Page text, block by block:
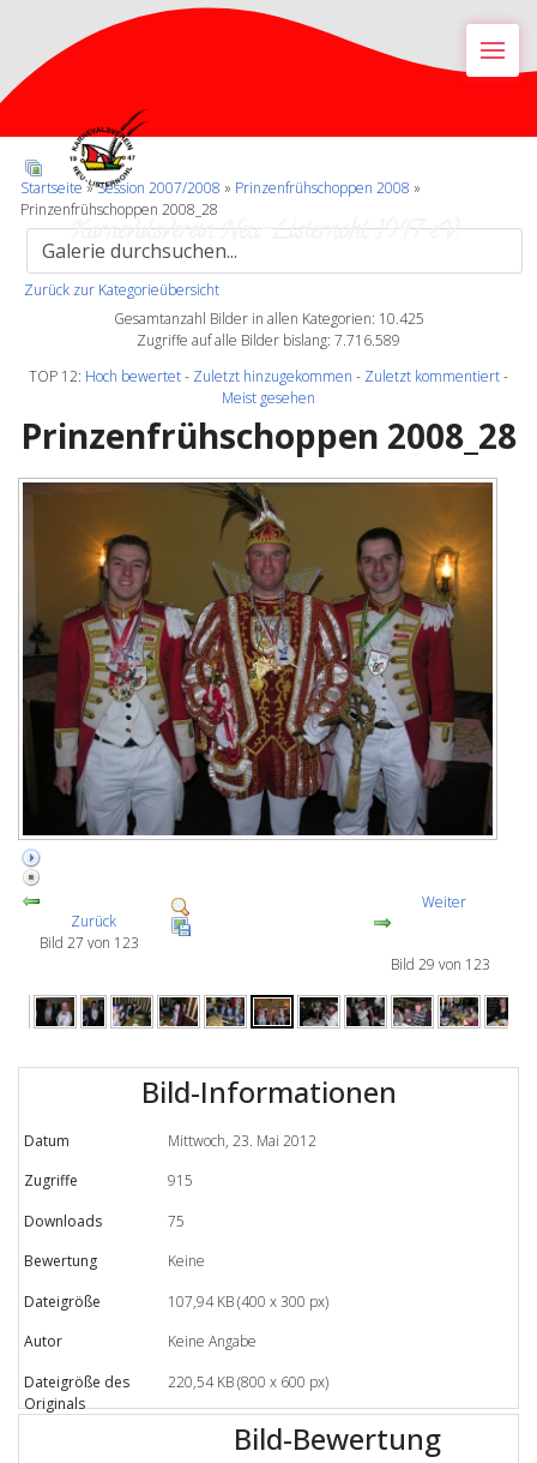
Karnevalsverein Neu-Listernohl 1947 e.V.
Startseite»Session 2007/2008 » Prinzenfrühschoppen 2008 »
Prinzenfrühschoppen 2008_28
Zurück zur Kategorieübersicht
Gesamtanzahl Bilder in allen Kategorien: 10.425
Zugriffe auf alle Bilder bislang: 7.716.589
TOP 12: Hoch bewertet- Zuletzt hinzugekommen - Zuletzt kommentiert-
Meist gesehen
Prinzenfrühschoppen 2008_28
Zurück
Bild 27 von 123
Weiter
Bild 29 von 123
Bild-Informationen
Datum
Mittwoch, 23. Mai 2012
Zugriffe
915
Downloads
75
Bewertung
Keine
Dateigröße
107,94 KB (400 x 300 px)
Autor
Keine Angabe
Dateigröße des
Originals
220,54 KB (800 x 600 px)
Bild-Bewertung